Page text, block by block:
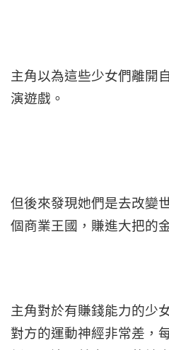
主角以為這些少女們離開
演遊戲。
但後來發現她們是去改變
個商業王國，賺進大把的
主角對於有賺錢能力的少
對方的運動神經非常差，